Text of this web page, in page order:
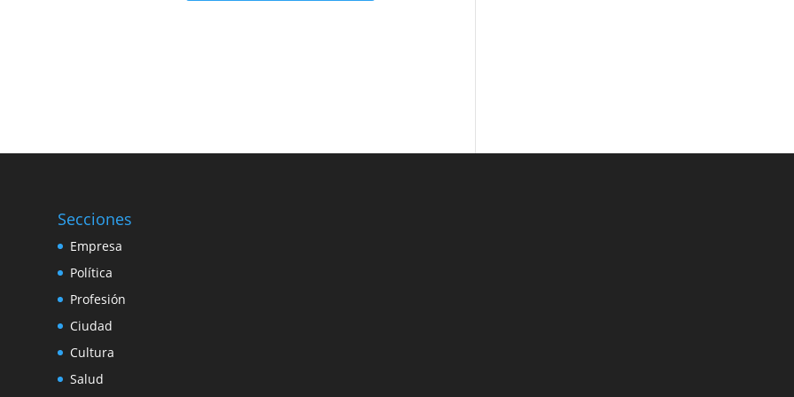
Secciones
Empresa
Política
Profesión
Ciudad
Cultura
Salud